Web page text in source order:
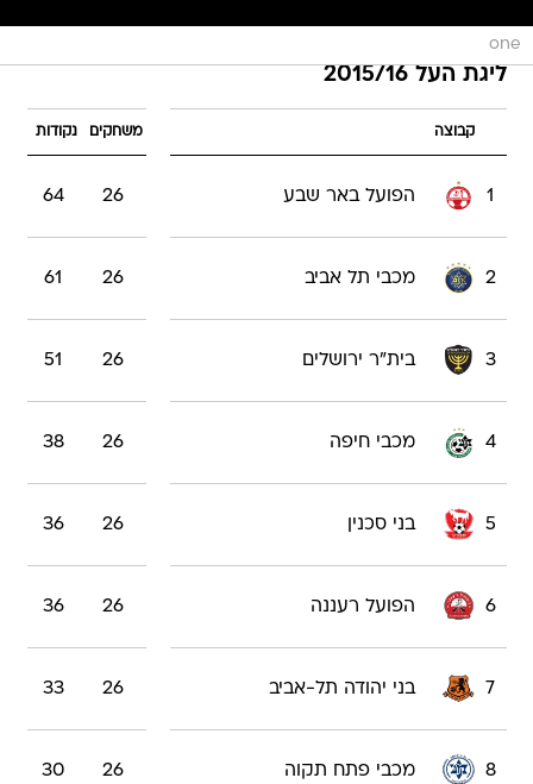
one
ליגת העל 2015/16
קבוצה משחקים נקודות
1 הפועל באר שבע 26
64
2 מכבי תל אביב 26
61
3 בית"ר ירושלים 26
51
4 מכבי חיפה 26
38
5 בני סכנין 26
36
6 הפועל רעננה 26
36
7 בני יהודה תל-אביב 26
33
8 מכבי פתח תקוה 26
30